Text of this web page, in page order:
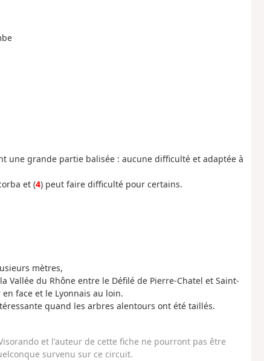
une grande partie balisée : aucune difficulté et adaptée à
et (4) peut faire difficulté pour certains.
mètres,
Vallée du Rhône entre le Défilé de Pierre-Chatel et Saint-
face et le Lyonnais au loin.
quand les arbres alentours ont été taillés.
et l'auteur de cette fiche ne pourront pas être
survenu sur ce circuit.